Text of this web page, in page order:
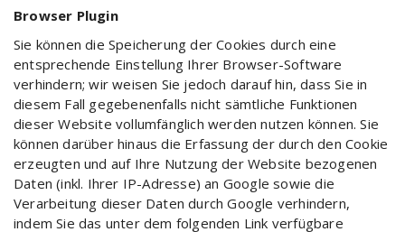
Browser Plugin
Sie können die Speicherung der Cookies durch eine
entsprechende Einstellung Ihrer Browser-Software
verhindern; wir weisen Sie jedoch darauf hin, dass Sie in
diesem Fall gegebenenfalls nicht sämtliche Funktionen
dieser Website vollumfänglich werden nutzen können. Sie
können darüber hinaus die Erfassung der durch den Cookie
erzeugten und auf Ihre Nutzung der Website bezogenen
Daten (inkl. Ihrer IP-Adresse) an Google sowie die
Verarbeitung dieser Daten durch Google verhindern,
indem Sie das unter dem folgenden Link verfügbare